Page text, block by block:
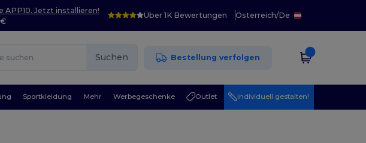
Jetzt installieren!
Über 1K Bewertungen Österreich/De
Suchen Bestellung verfolgen
Sportkleidung Mehr Werbegeschenke Outlet Individuell gestalten!